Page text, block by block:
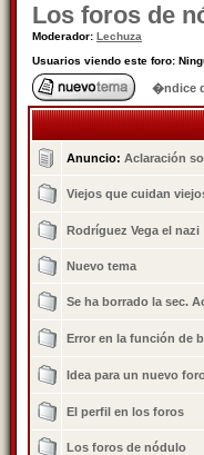
Los foros de
Moderador: Lechuza
Usuarios viendo este foro:
�ndice
Anuncio: Aclaración
Viejos que cuidan
Rodríguez Vega el nazi
Nuevo tema
Se ha borrado la sec.
Error en la función de
Idea para un nuevo
El perfil en los foros
Los foros de nódulo